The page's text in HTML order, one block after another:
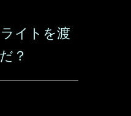
イトを渡
？